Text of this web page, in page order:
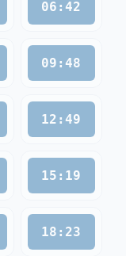
06:42
09:48
12:49
15:19
18:23